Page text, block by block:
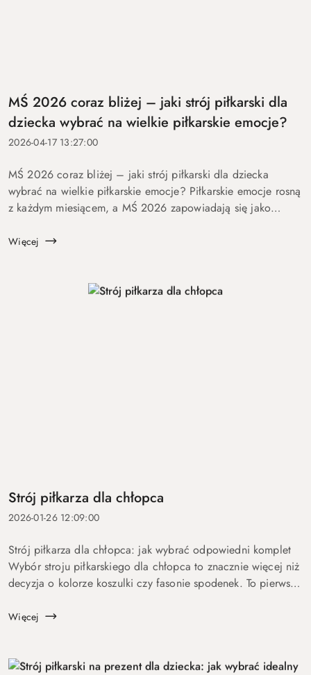
MŚ 2026 coraz bliżej – jaki strój piłkarski dla
dziecka wybrać na wielkie piłkarskie emocje?
2026-04-17 13:27:00
MŚ 2026 coraz bliżej – jaki strój piłkarski dla dziecka
wybrać na wielkie piłkarskie emocje? Piłkarskie emocje rosną
z każdym miesiącem, a MŚ 2026 zapowiadają się jako
nastolatk&o...
Więcej
Strój piłkarza dla chłopca
2026-01-26 12:09:00
Strój piłkarza dla chłopca: jak wybrać odpowiedni komplet
Wybór stroju piłkarskiego dla chłopca to znacznie więcej niż
decyzja o kolorze koszulki czy fasonie spodenek. To pierwszy
Więcej